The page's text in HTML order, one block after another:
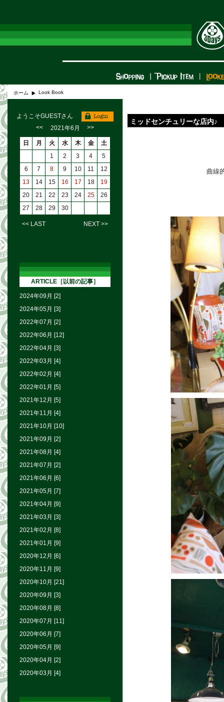
ホーム Look Book
ミッドセンチュリーな店内♪
曲線
ようこそGUESTさん
<<
2021年6月 >>
日 月 火 水 木 金
土
1
2 3 4
5
6
7 8 9 10 11
12
13
14 15 16 17 18
19
20
21 22 23 24 25
26
27
28 29 30
<< LAST NEXT >>
ARTICLE［以前の記事］
2024年09月 [2]
2024年05月 [3]
2022年07月 [2]
2022年06月 [12]
2022年04月 [3]
2022年03月 [4]
2022年02月 [4]
2022年01月 [5]
2021年12月 [5]
2021年11月 [4]
2021年10月 [10]
2021年09月 [2]
2021年08月 [4]
2021年07月 [2]
2021年06月 [6]
2021年05月 [7]
2021年04月 [9]
2021年03月 [3]
2021年02月 [8]
2021年01月 [9]
2020年12月 [6]
2020年11月 [9]
2020年10月 [21]
2020年09月 [3]
2020年08月 [8]
2020年07月 [11]
2020年06月 [7]
2020年05月 [9]
2020年04月 [2]
2020年03月 [4]